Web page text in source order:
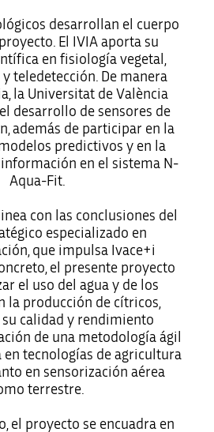
desarrollan el cuerpo
El IVIA aporta su
en fisiología vegetal,
teledetección. De manera
la Universitat de València
desarrollo de sensores de
además de participar en la
predictivos y en la
en el sistema N-
Aqua-Fit.
con las conclusiones del
especializado en
que impulsa Ivace+i
el presente proyecto
el uso del agua y de los
la producción de cítricos,
calidad y rendimiento
de una metodología ágil
en tecnologías de agricultura
en sensorización aérea
terrestre.
el proyecto se encuadra en